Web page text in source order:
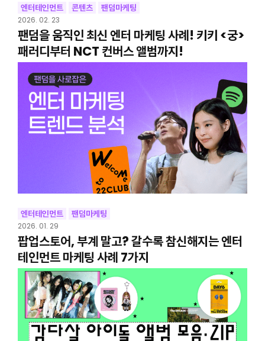
엔터테인먼트 콘텐츠 팬덤마케팅
2026. 02. 23
팬덤을 움직인 최신 엔터 마케팅 사례! 키키 <궁>
패러디부터 NCT 컨버스 앨범까지!
엔터테인먼트 팬덤마케팅
2026. 01. 29
팝업스토어, 부계 말고? 갈수록 참신해지는 엔터
테인먼트 마케팅 사례 7가지